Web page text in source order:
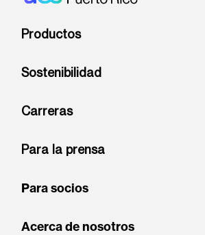
Footer: Puerto rico
Productos
Sostenibilidad
Carreras
Para la prensa
Para socios
Acerca de nosotros